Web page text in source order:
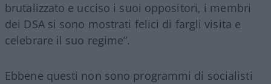
brutalizzato e ucciso i suoi oppositori, i membri
dei DSA si sono mostrati felici di fargli visita e
celebrare il suo regime”.
Ebbene questi non sono programmi di socialisti